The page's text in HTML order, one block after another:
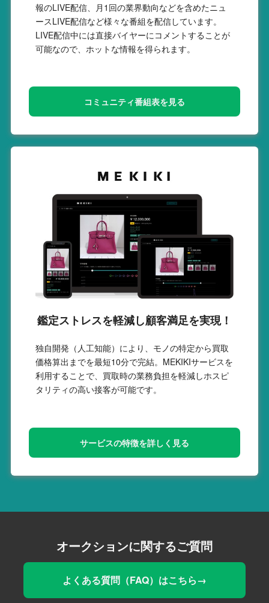
報のLIVE配信、月1回の業界動向などを含めたニュ
ースLIVE配信など様々な番組を配信しています。
LIVE配信中には直接バイヤーにコメントすることが
可能なので、ホットな情報を得られます。
コミュニティ番組表を見る
鑑定ストレスを軽減し顧客満足を実現！
独自開発（人工知能）により、モノの特定から買取
価格算出までを最短10分で完結。MEKIKIサービスを
利用することで、買取時の業務負担を軽減しホスピ
タリティの高い接客が可能です。
サービスの特徴を詳しく見る
オークションに関するご質問
よくある質問（FAQ）はこちら→